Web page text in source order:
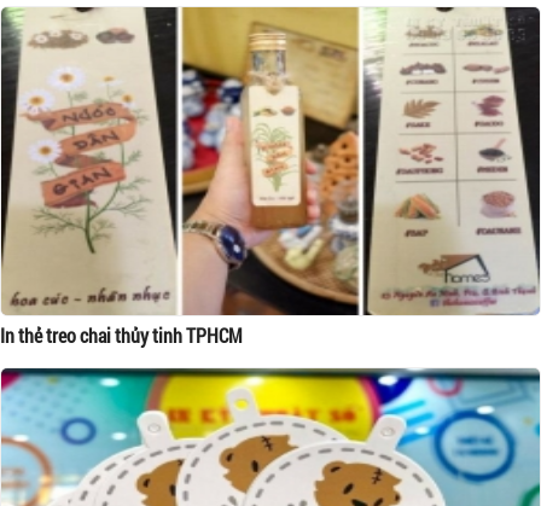
In thẻ treo chai thủy tinh TPHCM